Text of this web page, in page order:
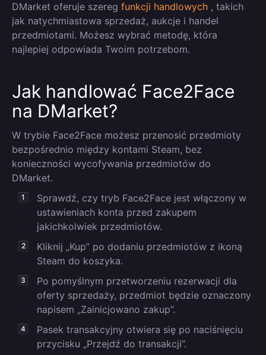
DMarket oferuje szereg funkcji handlowych , takich
jak natychmiastowa sprzedaż, aukcje i handel
przedmiotami. Możesz wybrać metodę, która
najlepiej odpowiada Twoim potrzebom.
Jak handlować Face2Face
na DMarket?
W trybie Face2Face możesz przenosić przedmioty
bezpośrednio między kontami Steam, bez
konieczności wycofywania przedmiotów do
DMarket.
Sprawdź, czy tryb Face2Face jest włączony w
ustawieniach konta przed zakupem
jakichkolwiek przedmiotów.
Kliknij „Kup” po dodaniu przedmiotów z ikoną
Steam do koszyka.
Po pomyślnym przetworzeniu rezerwacji dla
oferty sprzedaży, przedmiot będzie oznaczony
napisem „Zainicjowano zakup”.
Pasek transakcyjny otwiera się po naciśnięciu
przycisku „Przejdź do transakcji”.